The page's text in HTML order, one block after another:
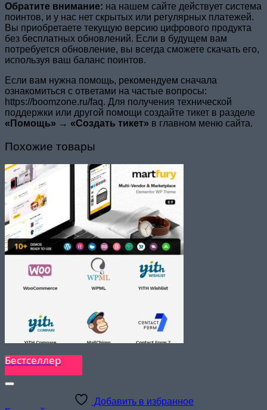
Обратите внимание: на нашем сайте действует система
поинтов, и у нас нет скрытых или регулярных платежей.
Вы приобретаете текущую версию цифрового продукта
без бесплатных обновлений. Если в будущем вам
потребуется обновление, вы всегда сможете скачать его,
используя ваш баланс поинтов.
Если вам нужна помощь, рекомендуем сначала
ознакомиться с ответами на частые вопросы:
https://boomzone.ru/faq. Для получения технической
поддержки или другой помощи создайте тикет в разделе
«Помощь» → «Создать тикет» в главном меню сайта.
Похожие товары
Бестселлер
Добавить в избранное